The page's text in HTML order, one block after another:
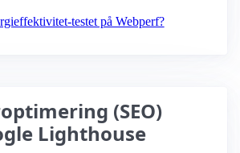
testet på Webperf?
(SEO)
Lighthouse